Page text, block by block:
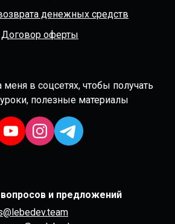
денежных средств
Договор оферты
в соцсетях, чтобы получать
полезные материалы
и предложений